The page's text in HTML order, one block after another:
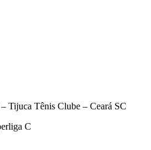
Tijuca Tênis Clube – Ceará SC
C